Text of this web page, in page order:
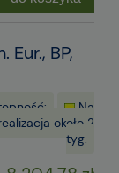
BP,
Na
około 2
tyg.